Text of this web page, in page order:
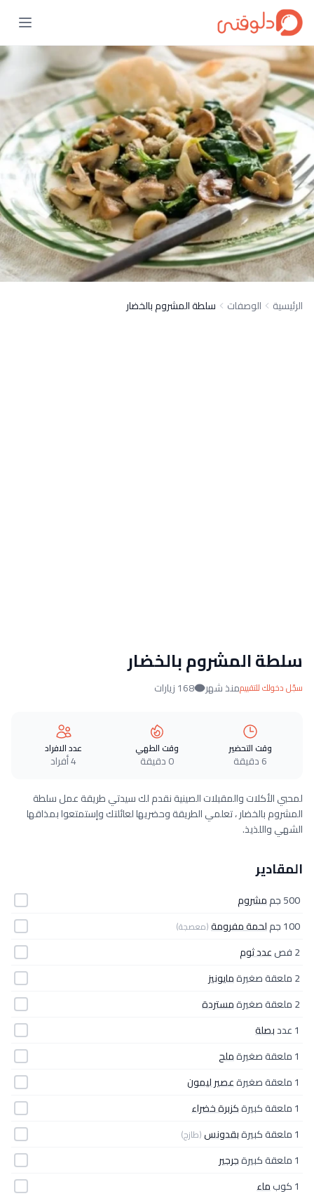
الرئيسية الوصفات سلطة المشروم بالخضار
سلطة المشروم بالخضار
سجّل دخولك للتقييممنذ شهر 168 زيارات
وقت التحضير
6 دقيقة
وقت الطهي
0 دقيقة
عدد الافراد
4 أفراد
لمحبي الأكلات والمقبلات الصينية نقدم لك سيدتي طريقة عمل سلطة
المشروم بالخضار ، تعلمي الطريقة وحضريها لعائلتك وإستمتعوا بمذاقها
الشهي واللذيذ.
المقادير
500 جم
مشروم
100 جم
لحمة مفرومة(معصجة)
2 فص
عدد ثوم
2 ملعقة صغيرة
مايونيز
2 ملعقة صغيرة
مستردة
1 عدد
بصلة
1 ملعقة صغيرة
ملح
1 ملعقة صغيرة
عصير ليمون
1 ملعقة كبيرة
كزبرة خضراء
1 ملعقة كبيرة
بقدونس(طازج)
1 ملعقة كبيرة
جرجير
1 كوب
ماء